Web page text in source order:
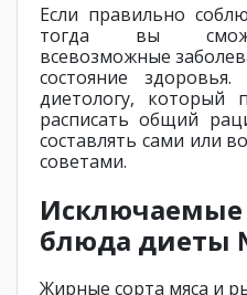
Если правильно
тогда вы
всевозможные
состояние
диетологу, который
расписать общий
составлять сами или
советами.
блюда диеты
Жирные сорта мяса и